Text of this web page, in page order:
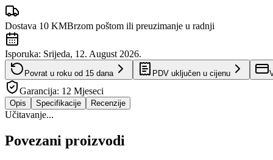
Dostava 10 KMBrzom poštom ili preuzimanje u radnji
Isporuka: Srijeda, 12. August 2026.
Povrat u roku od 15 dana PDV uključen u cijenu
Garancija: 12 Mjeseci
Opis Specifikacije Recenzije
Učitavanje...
Povezani proizvodi